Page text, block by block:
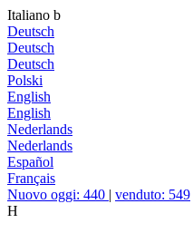
Italiano b
Deutsch
Deutsch
Deutsch
Polski
English
English
Nederlands
Nederlands
Español
Français
Nuovo oggi: 440 | venduto: 549
H